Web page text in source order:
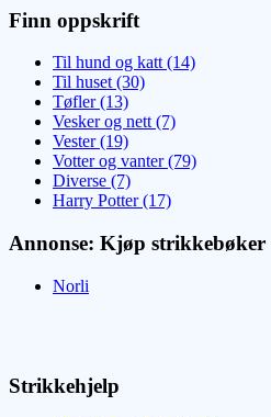
Finn oppskrift
Til hund og katt (14)
Til huset (30)
Tøfler (13)
Vesker og nett (7)
Vester (19)
Votter og vanter (79)
Diverse (7)
Harry Potter (17)
Annonse: Kjøp strikkebøker
Norli
Strikkehjelp